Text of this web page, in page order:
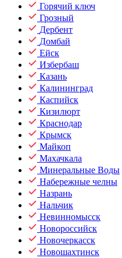
Горячий ключ
Грозный
Дербент
Домбай
Ейск
Избербаш
Казань
Калининград
Каспийск
Кизилюрт
Краснодар
Крымск
Майкоп
Махачкала
Минеральные Воды
Набережные челны
Назрань
Нальчик
Невинномысск
Новороссийск
Новочеркасск
Новошахтинск